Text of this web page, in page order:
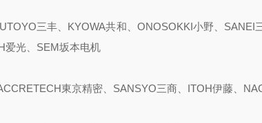
三丰、KYOWA共和、ONOSOKKI小野、
爱光、SEM坂本电机
東京精密、SANSYO三商、ITOH伊藤、